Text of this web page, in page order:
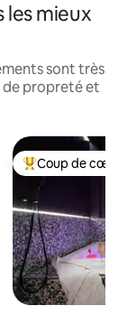
les mieux
sont très
de propreté et
Coups de cœur
Coup de cœur